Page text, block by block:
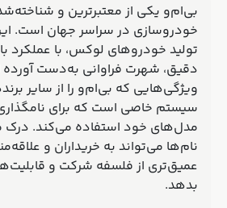
بی‌ام‌و یکی از معتبرترین و
خودروسازی در سراسر جهان است.
تولید خودروهای لوکس، با عملکرد
دقیق، شهرت فراوانی به‌دست
ویژگی‌هایی که بی‌ام‌و را از سایر
سیستم خاصی است که برای
مدل‌های خود استفاده می‌کند. درک
نام‌ها می‌تواند به خریداران و
عمیق‌تری از فلسفه شرکت و
بدهد.